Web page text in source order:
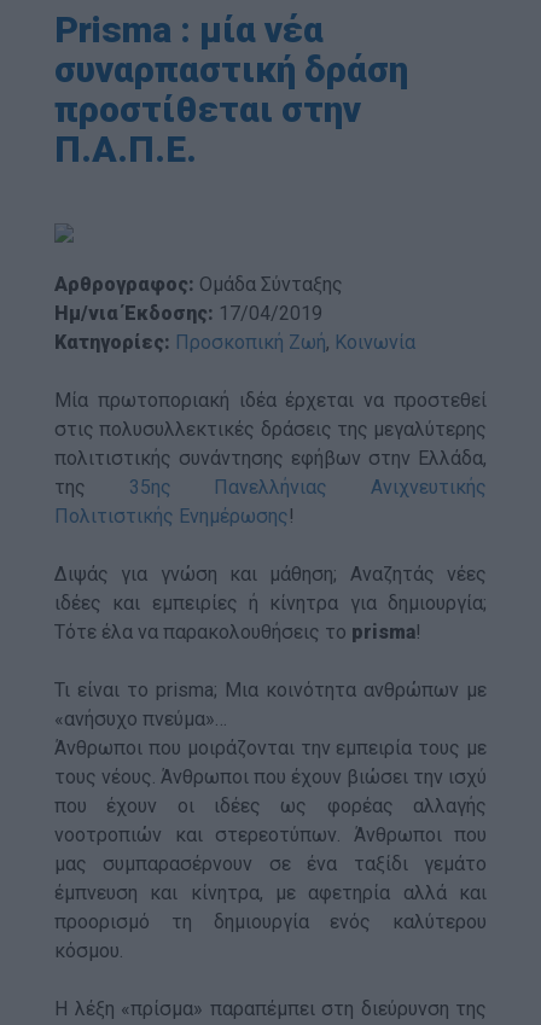
Media Center
Δελτία Τύπου
Φωτογραφικό Υλικό
Λογότυπα
Prisma : μία νέα
συναρπαστική δράση
προστίθεται στην
Π.Α.Π.Ε.
Αρθρογραφος: Ομάδα Σύνταξης
Ημ/νια Έκδοσης: 17/04/2019
Κατηγορίες: Προσκοπική Ζωή, Κοινωνία
Μία πρωτοποριακή ιδέα έρχεται να προστεθεί
στις πολυσυλλεκτικές δράσεις της μεγαλύτερης
πολιτιστικής συνάντησης εφήβων στην Ελλάδα,
της 35ης Πανελλήνιας Ανιχνευτικής
Πολιτιστικής Ενημέρωσης!
Διψάς για γνώση και μάθηση; Αναζητάς νέες
ιδέες και εμπειρίες ή κίνητρα για δημιουργία;
Τότε έλα να παρακολουθήσεις το prisma!
Τι είναι το prisma; Μια κοινότητα ανθρώπων με
«ανήσυχο πνεύμα»…
Άνθρωποι που μοιράζονται την εμπειρία τους με
τους νέους. Άνθρωποι που έχουν βιώσει την ισχύ
που έχουν οι ιδέες ως φορέας αλλαγής
νοοτροπιών και στερεοτύπων. Άνθρωποι που
μας συμπαρασέρνουν σε ένα ταξίδι γεμάτο
έμπνευση και κίνητρα, με αφετηρία αλλά και
προορισμό τη δημιουργία ενός καλύτερου
κόσμου.
Η λέξη «πρίσμα» παραπέμπει στη διεύρυνση της